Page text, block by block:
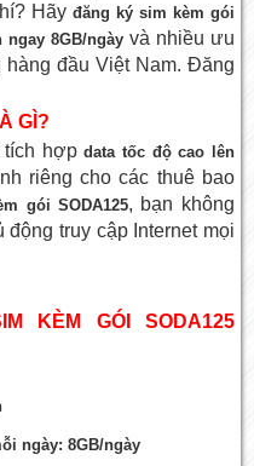
Hãy đăng ký sim kèm gói
ngay 8GB/ngàyvà nhiều ưu
đầu Việt Nam. Đăng
GÌ?
hợpdata tốc độ cao lên
riêng cho các thuê bao
gói SODA125, bạn không
truy cập Internet mọi
KÈM GÓI SODA125
ngày: 8GB/ngày